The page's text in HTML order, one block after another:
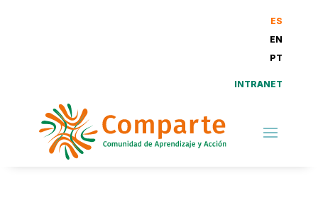
ES
EN
PT
INTRANET